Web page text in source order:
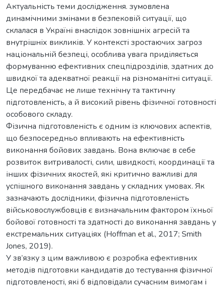
Актуальність теми дослідження. зумовлена
динамічними змінами в безпековій ситуації, що
склалася в Україні внаслідок зовнішніх агресій та
внутрішніх викликів. У контексті зростаючих загроз
національній безпеці, особлива увага приділяється
формуванню ефективних спецпідрозділів, здатних до
швидкої та адекватної реакції на різноманітні ситуації.
Це передбачає не лише технічну та тактичну
підготовленість, а й високий рівень фізичної готовності
особового складу.
Фізична підготовленість є одним із ключових аспектів,
що безпосередньо впливають на ефективність
виконання бойових завдань. Вона включає в себе
розвиток витривалості, сили, швидкості, координації та
інших фізичних якостей, які критично важливі для
успішного виконання завдань у складних умовах. Як
зазначають дослідники, фізична підготовленість
військовослужбовців є визначальним фактором їхньої
бойової готовності та здатності до виконання завдань у
екстремальних ситуаціях (Hoffman et al., 2017; Smith
Jones, 2019).
У зв’язку з цим важливою є розробка ефективних
методів підготовки кандидатів до тестування фізичної
підготовленості, які б відповідали сучасним вимогам і